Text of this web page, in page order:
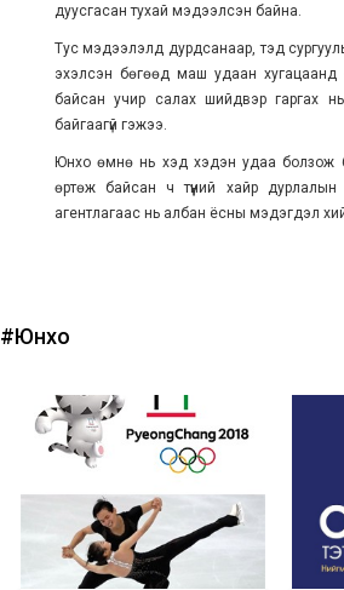
дуусгасан тухай мэдээлсэн байна.
Тус мэдээлэлд дурдсанаар, тэд
эхэлсэн бөгөөд маш удаан
байсан учир салах шийдвэр гаргах
байгаагүй гэжээ.
Юнхо өмнө нь хэд хэдэн удаа болзож
өртөж байсан ч түүний хайр
агентлагаас нь албан ёсны мэдэгдэл
#Юнхо